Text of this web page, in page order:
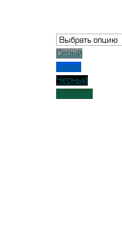
Серый
Синий
Черный
Зелёный